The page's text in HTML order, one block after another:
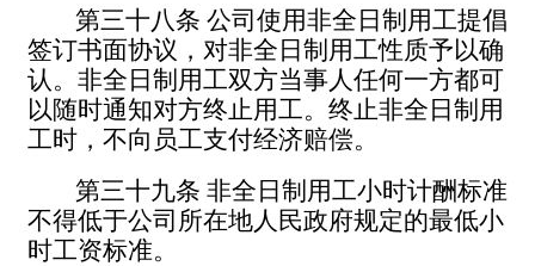
第三十八条 公司使用非全日制用工提倡
签订书面协议，对非全日制用工性质予以确
认。非全日制用工双方当事人任何一方都可
以随时通知对方终止用工。终止非全日制用
工时，不向员工支付经济赔偿。
第三十九条 非全日制用工小时计酬标准
不得低于公司所在地人民政府规定的最低小
时工资标准。